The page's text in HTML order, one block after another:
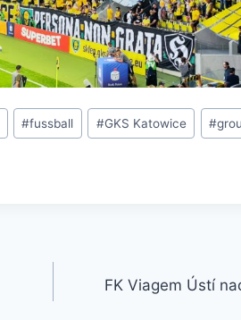
#fussball #GKS Katowice #
FK Viagem Ústí